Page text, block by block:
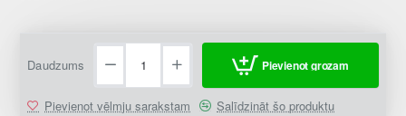
Daudzums Pievienot grozam
Pievienot vēlmju sarakstam Salīdzināt šo produktu